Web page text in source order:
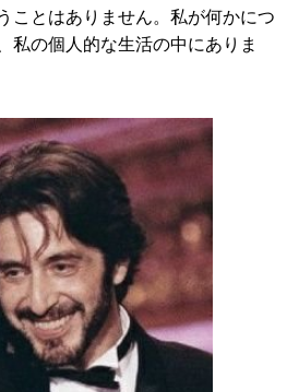
ことはありません。私が何かにつ
私の個人的な生活の中にありま